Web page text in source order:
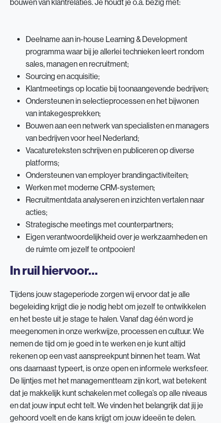
bouwen van klantrelaties. Je houdt je o.a. bezig met:
Deelname aan in-house Learning & Development
programma waar bij je allerlei technieken leert rondom
sales, managen en recruitment;
Sourcing en acquisitie;
Klantmeetings op locatie bij toonaangevende bedrijven;
Ondersteunen in selectieprocessen en het bijwonen
van intakegesprekken;
Bouwen aan een netwerk van specialisten en managers
van bedrijven voor heel Nederland;
Vacatureteksten schrijven en publiceren op diverse
platforms;
Ondersteunen van employer brandingactiviteiten;
Werken met moderne CRM-systemen;
Recruitmentdata analyseren en inzichten vertalen naar
acties;
Strategische meetings met counterpartners;
Eigen verantwoordelijkheid over je werkzaamheden en
de ruimte om jezelf te ontpooien!
In ruil hiervoor…
Tijdens jouw stageperiode zorgen wij ervoor dat je alle
begeleiding krijgt die je nodig hebt om jezelf te ontwikkelen
en het beste uit je stage te halen. Vanaf dag één word je
meegenomen in onze werkwijze, processen en cultuur. We
nemen de tijd om je goed in te werken en je kunt altijd
rekenen op een vast aanspreekpunt binnen het team. Wat
ons daarnaast typeert, is onze open en informele werksfeer.
De lijntjes met het managementteam zijn kort, wat betekent
dat je makkelijk kunt schakelen met collega’s op alle niveaus
en dat jouw input echt telt. We vinden het belangrijk dat jij je
gehoord voelt en de kans krijgt om jouw ideeën te delen.